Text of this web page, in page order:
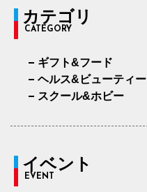
カテゴリ
CATEGORY
ギフト&フード
ヘルス&ビューティー
スクール&ホビー
イベント
EVENT